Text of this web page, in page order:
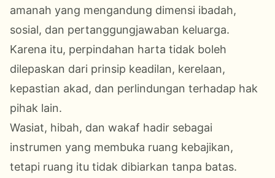
amanah yang mengandung dimensi ibadah,
sosial, dan pertanggungjawaban keluarga.
Karena itu, perpindahan harta tidak boleh
dilepaskan dari prinsip keadilan, kerelaan,
kepastian akad, dan perlindungan terhadap hak
pihak lain.
Wasiat, hibah, dan wakaf hadir sebagai
instrumen yang membuka ruang kebajikan,
tetapi ruang itu tidak dibiarkan tanpa batas.